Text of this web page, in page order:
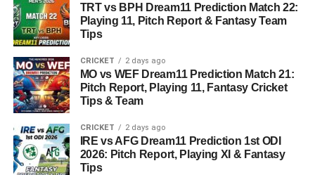
TRT vs BPH Dream11 Prediction Match 22:
Playing 11, Pitch Report & Fantasy Team
Tips
CRICKET 2 days ago
MO vs WEF Dream11 Prediction Match 21:
Pitch Report, Playing 11, Fantasy Cricket
Tips & Team
CRICKET 2 days ago
IRE vs AFG Dream11 Prediction 1st ODI
2026: Pitch Report, Playing XI & Fantasy
Tips